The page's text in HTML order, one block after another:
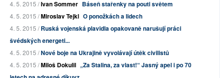
4. 5. 2015 /Ivan Sommer Báseň stařenky na pouti světem
4. 5. 2015 /Miroslav Tejkl O ponožkách a lidech
4. 5. 2015 /Ruská vojenská plavidla opakovaně narušují práci
švédských energeti...
4. 5. 2015 /Nové boje na Ukrajině vyvolávají útěk civilistů
4. 5. 2015 /Miloš Dokulil „Za Stalina, za vlast!“ Jasný apel i po 70